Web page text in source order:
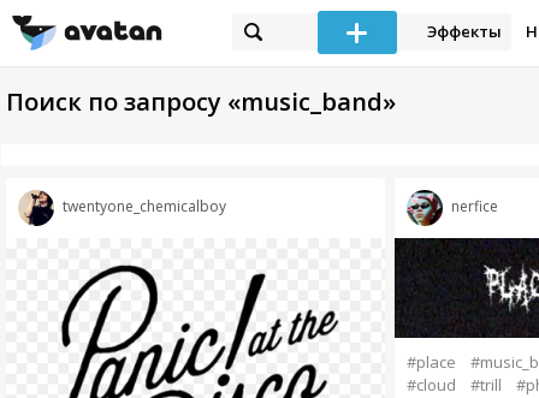
Эффекты
Поиск по запросу «music_band»
twentyone_chemicalboy nerfice
#place
#cloud
#trill